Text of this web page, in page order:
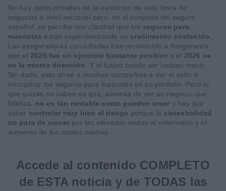
No hay datos oficiales de la evolución de esta línea de
negocios a nivel sectorial pero, en el conjunto del seguro
español, se percibe con claridad que los seguros para
mascotas están experimentando un crecimiento sostenido.
Las aseguradoras consultadas han reconocido a Aseguranza
que el 2025 fue un ejercicio bastante positivo y el 2026 va
en la misma dirección. Y el futuro puede ser incluso mejor.
Sin duda, esto atrae a muchas compañías a dar el salto e
incorporar los seguros para mascotas en su portfolio. Pero lo
que quizás no saben es que, además de ser un negocio que
fideliza, no es tan rentable como pueden creer y hay que
saber controlar muy bien el riesgo porque la siniestralidad
no para de crecer por las elevadas visitas al veterinario y el
aumento de los costes medios.
Accede al contenido COMPLETO
de ESTA noticia y de TODAS las